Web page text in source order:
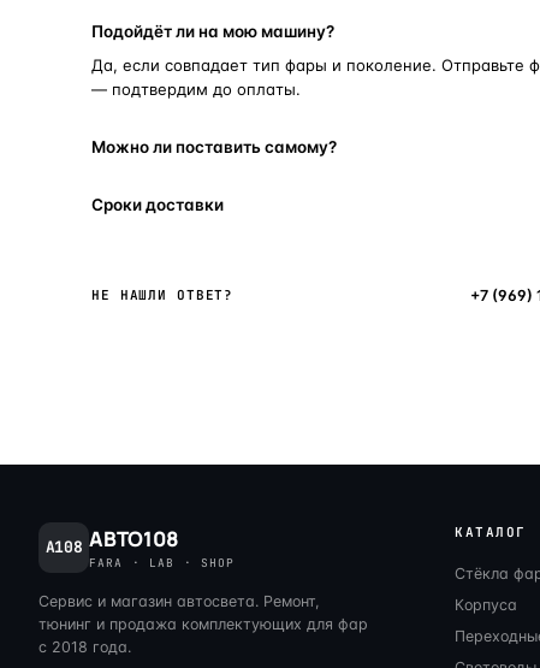
Подойдёт ли на мою машину?
Да, если совпадает тип фары и поколение. Отправьте
— подтвердим до оплаты.
Можно ли поставить самому?
Сроки доставки
НЕ НАШЛИ ОТВЕТ? +7 (969)
A108 АВТО108
FARA · LAB · SHOP
Сервис и магазин автосвета. Ремонт,
тюнинг и продажа комплектующих для фар
с 2018 года.
КАТАЛОГ
Стёкла
Корпуса